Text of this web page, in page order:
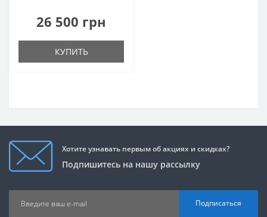
26 500 грн
КУПИТЬ
Хотите узнавать первым об акциях и скидках?
Подпишитесь на нашу рассылку
Подписаться